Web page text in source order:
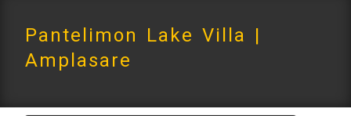
Pantelimon Lake Villa |
Amplasare